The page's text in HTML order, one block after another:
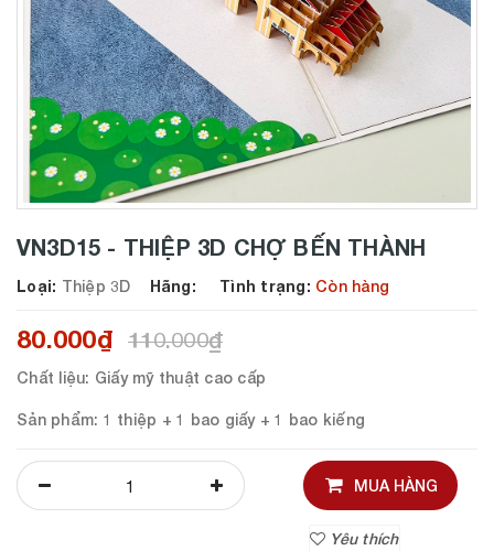
VN3D15 - THIỆP 3D CHỢ BẾN THÀNH
Loại: Thiệp 3D Hãng: Tình trạng: Còn hàng
80.000₫ 110.000₫
Chất liệu: Giấy mỹ thuật cao cấp
Sản phẩm: 1 thiệp + 1 bao giấy + 1 bao kiếng
MUA HÀNG
Yêu thích